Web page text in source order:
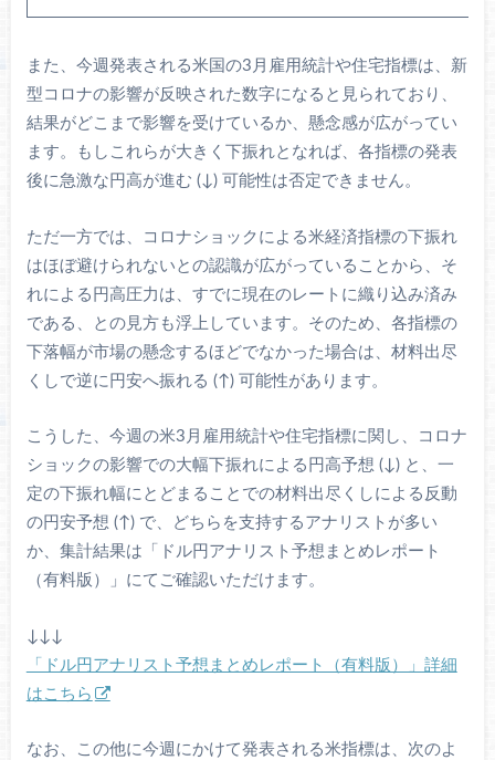
また、今週発表される米国の3月雇用統計や住宅指標は、新
型コロナの影響が反映された数字になると見られており、
結果がどこまで影響を受けているか、懸念感が広がってい
ます。もしこれらが大きく下振れとなれば、各指標の発表
後に急激な円高が進む (↓) 可能性は否定できません。
ただ一方では、コロナショックによる米経済指標の下振れ
はほぼ避けられないとの認識が広がっていることから、そ
れによる円高圧力は、すでに現在のレートに織り込み済み
である、との見方も浮上しています。そのため、各指標の
下落幅が市場の懸念するほどでなかった場合は、材料出尽
くしで逆に円安へ振れる (↑) 可能性があります。
こうした、今週の米3月雇用統計や住宅指標に関し、コロナ
ショックの影響での大幅下振れによる円高予想 (↓) と、一
定の下振れ幅にとどまることでの材料出尽くしによる反動
の円安予想 (↑) で、どちらを支持するアナリストが多い
か、集計結果は「ドル円アナリスト予想まとめレポート
（有料版）」にてご確認いただけます。
↓↓↓
「ドル円アナリスト予想まとめレポート（有料版）」詳細
はこちら
なお、この他に今週にかけて発表される米指標は、次のよ